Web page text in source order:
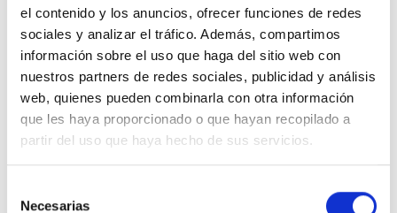
el contenido y los anuncios, ofrecer funciones de redes
sociales y analizar el tráfico. Además, compartimos
información sobre el uso que haga del sitio web con
nuestros partners de redes sociales, publicidad y análisis
web, quienes pueden combinarla con otra información
que les haya proporcionado o que hayan recopilado a
partir del uso que haya hecho de sus servicios.
Necesarias
Tal y como mostraron las imágenes que emitió la
televisión pública, en la estación de tren de Kiev había
familias completas, adolescentes, gente con niños, con
perros, con gatos, con sus abuelos y con personas con
discapacidad. «Las dificultades para este último grupo
de personas, claro, se duplican; porque a parte de que
nieva, y eso para una persona en silla de ruedas es una